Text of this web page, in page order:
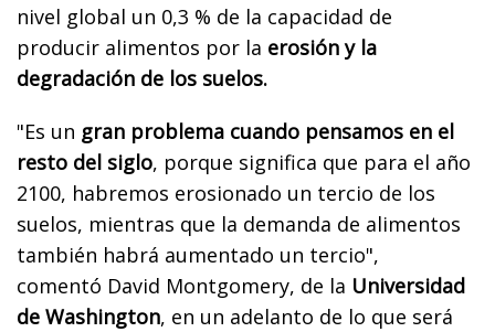
nivel global un 0,3 % de la capacidad de
producir alimentos por la erosión y la
degradación de los suelos.
"Es un gran problema cuando pensamos en el
resto del siglo, porque significa que para el año
2100, habremos erosionado un tercio de los
suelos, mientras que la demanda de alimentos
también habrá aumentado un tercio",
comentó David Montgomery, de la Universidad
de Washington, en un adelanto de lo que será